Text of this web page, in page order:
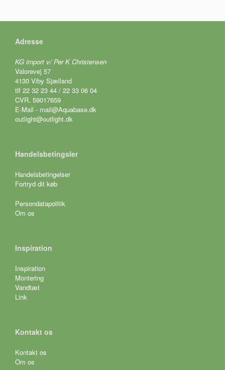
Adresse
KG import v/ Per K Christensen
Valorevej 57
4130 Viby Sjælland
tlf 22 32 23 44 / 22 33 06 04
CVR. 59017659
E-Mail - mail@Aquabase.dk
outlight@outlight.dk
Handelsbetingsler
Handelsbetingelser
Fortryd dit køb
Persondatapolitik
Om os
Inspiration
Inspiration
Montering
Vandtæt
Link
Kontakt os
Kontakt os
Om os